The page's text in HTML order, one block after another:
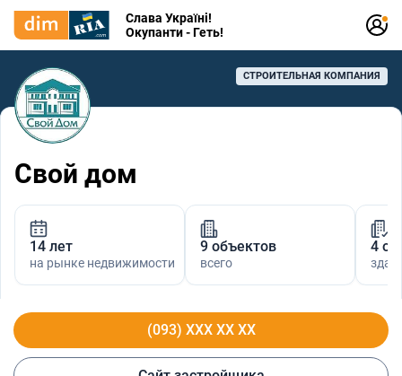
Слава Україні!
Окупанти - Геть!
СТРОИТЕЛЬНАЯ КОМПАНИЯ
Свой дом
14 лет
на рынке недвижимости
9 объектов
всего
4
(093) XXX XX XX